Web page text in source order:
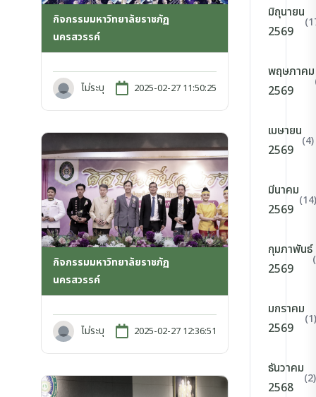
กิจกรรมมหาวิทยาลัยราชภัฏ
นครสวรรค์
ไม่ระบุ 2025-02-27 11:50:25
กิจกรรมมหาวิทยาลัยราชภัฏ
นครสวรรค์
ไม่ระบุ 2025-02-27 12:36:51
มิถุนายน
2569
พฤษภาคม
2569
เมษายน
2569
(4)
มีนาคม
2569
(14)
กุมภาพันธ์
2569
มกราคม
2569
(1)
ธันวาคม
2568
(2)